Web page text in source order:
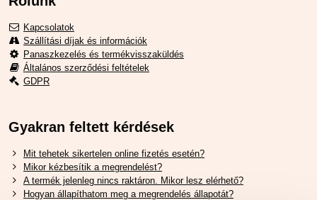
Kapcsolatok
Szállítási díjak és információk
Panaszkezelés és termékvisszaküldés
Általános szerződési feltételek
GDPR
Gyakran feltett kérdések
Mit tehetek sikertelen online fizetés esetén?
Mikor kézbesítik a megrendelést?
A termék jelenleg nincs raktáron. Mikor lesz elérhető?
Hogyan állapíthatom meg a megrendelés állapotát?